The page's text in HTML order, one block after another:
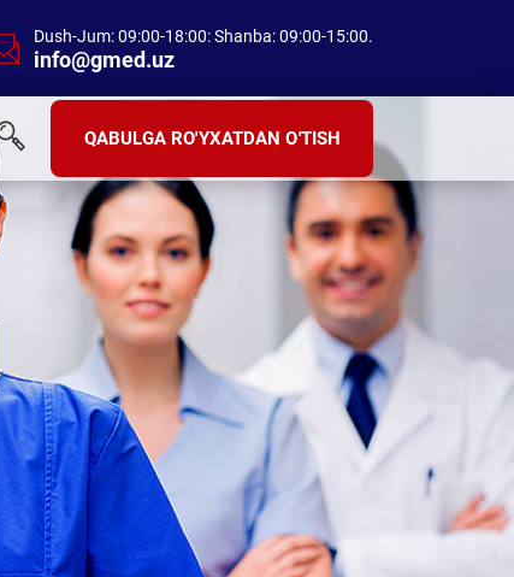
Dush-Jum: 09:00-18:00: Shanba: 09:00-15:00.
info@gmed.uz
QABULGA RO'YXATDAN O'TISH